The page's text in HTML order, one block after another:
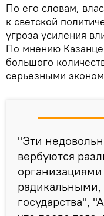
По его словам,
к светской
угроза усиления
По мнению
большого
серьезными
"Эти
вербуются
радикальными,
государства",